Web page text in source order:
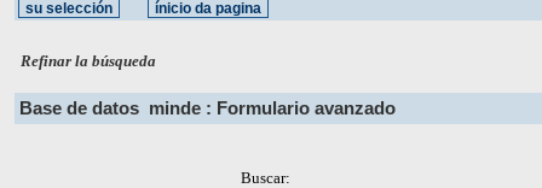
Refinar la búsqueda
Base de datos minde : Formulario avanzado
Buscar: